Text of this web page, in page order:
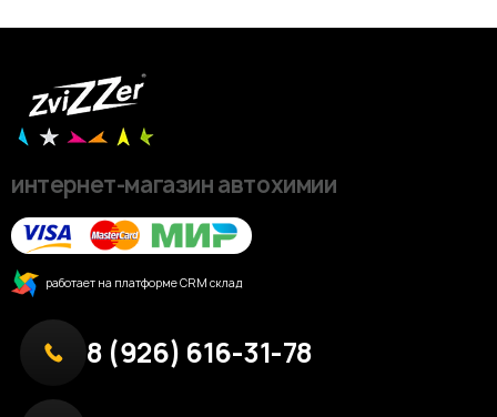
интернет-магазин автохимии
работает на платформе CRM склад
8 (926) 616-31-78